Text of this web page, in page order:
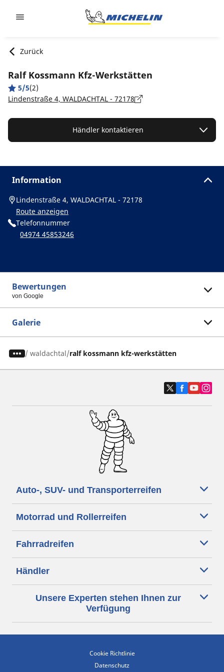
Zurück
Ralf Kossmann Kfz-Werkstätten
5/5(2)
Lindenstraße 4, WALDACHTAL - 72178
Händler kontaktieren
Information
Lindenstraße 4, WALDACHTAL - 72178
Route anzeigen
Telefonnummer
04974 45853246
Bewertungen
von Google
Galerie
/ waldachtal ralf kossmann kfz-werkstätten
Auto-, SUV- und Transporterreifen
Motorrad und Rollerreifen
Fahrradreifen
Händler
Unsere Experten stehen Ihnen zur
Verfügung
Cookie Richtlinie
Datenschutz